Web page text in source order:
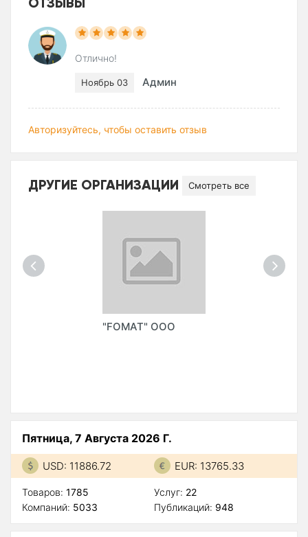
Отлично!
Ноябрь 03 Админ
Авторизуйтесь, чтобы оставить отзыв
ДРУГИЕ ОРГАНИЗАЦИИ Смотреть все
"FOMAT" ООО
Пятница, 7 Августа 2026 Г.
USD: 11886.72 EUR: 13765.33
Товаров: 1785
Компаний: 5033
Услуг: 22
Публикаций: 948